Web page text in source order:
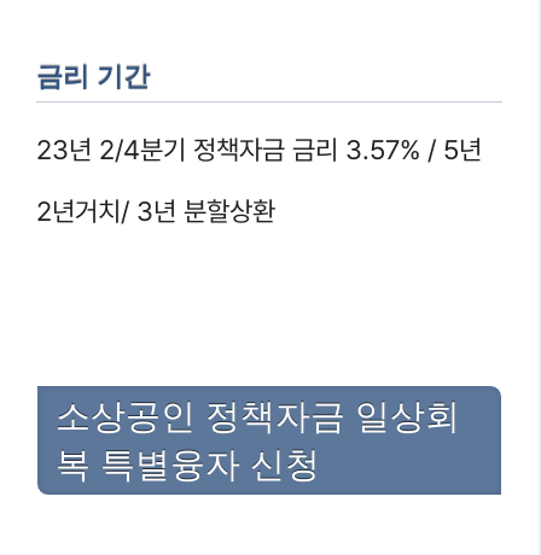
금리 기간
23년 2/4분기 정책자금 금리 3.57% / 5년
2년거치/ 3년 분할상환
소상공인 정책자금 일상회
복 특별융자 신청